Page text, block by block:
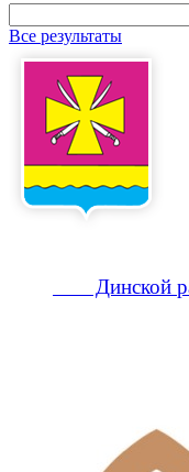
Все результаты
Динской